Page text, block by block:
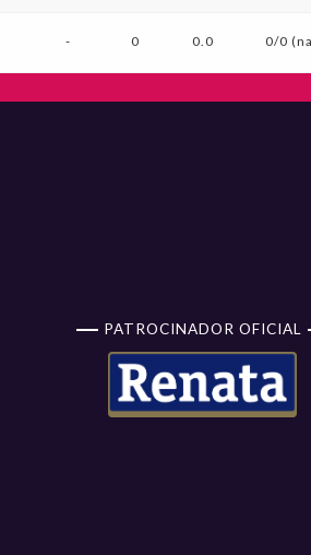
- 0 0.0 0/0
PATROCINADOR OFICIAL